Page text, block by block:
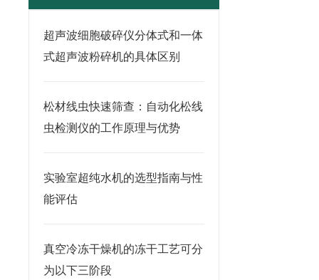
超声波细胞破碎仪分体式和一体
式超声波粉碎机的具体区别
松材线虫快速筛查：自动化松线
虫检测仪的工作原理与优势
实验室超纯水机的选型指南与性
能评估
真空冷冻干燥机的冻干工艺可分
为以下三阶段